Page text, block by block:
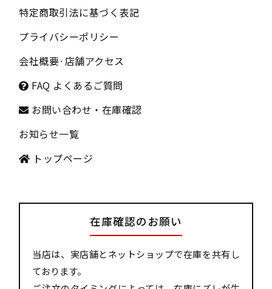
特定商取引法に基づく表記
プライバシーポリシー
会社概要· 店舗アクセス
FAQ よくあるご質問
お問い合わせ・在庫確認
お知らせ一覧
トップページ
在庫確認のお願い
当店は、実店舗とネットショップで在庫を共有し
ております。